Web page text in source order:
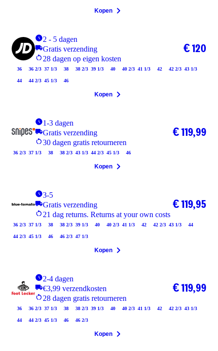
Kopen
2 - 5 dagen
Gratis verzending
28 dagen op eigen kosten
36 36 2/3 37 1/3 38 38 2/3 39 1/3 40 40 2/3 41 1/3 42 42 2/3 43 1/3
44 44 2/3 45 1/3 46
€ 120
Kopen
1-3 dagen
Gratis verzending
30 dagen gratis retourneren
36 2/3 37 1/3 38 38 2/3 43 1/3 44 2/3 45 1/3 46
€ 119,99
Kopen
3-5
Gratis verzending
21 dag returns. Returns at your own costs
36 2/3 37 1/3 38 38 2/3 39 1/3 40 40 2/3 41 1/3 42 42 2/3 43 1/3 44
44 2/3 45 1/3 46 46 2/3 47 1/3
€ 119,95
Kopen
2-4 dagen
€3,99 verzendkosten
28 dagen gratis retourneren
36 36 2/3 37 1/3 38 38 2/3 39 1/3 40 40 2/3 41 1/3 42 42 2/3 43 1/3
44 44 2/3 45 1/3 46 46 2/3
€ 119,99
Kopen